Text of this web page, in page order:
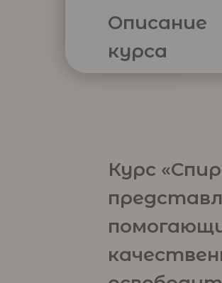
Курс
Описание
курса